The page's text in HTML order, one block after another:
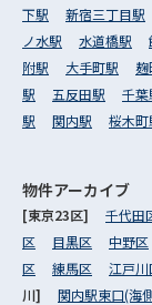
下駅
新宿三丁目駅
ノ水駅
水道橋駅
附駅
大手町駅 麹
駅
五反田駅 千葉
駅
関内駅 桜木町
物件アーカイブ
[東京23区] 千代田
区
目黒区 中野区
区
練馬区 江戸川
川] 関内駅東口(海